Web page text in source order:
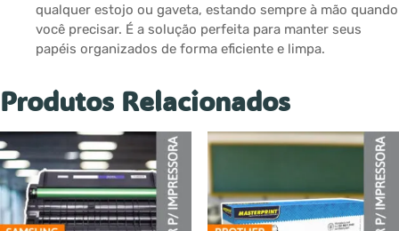
qualquer estojo ou gaveta, estando sempre à mão quando
você precisar. É a solução perfeita para manter seus
papéis organizados de forma eficiente e limpa.
Produtos Relacionados